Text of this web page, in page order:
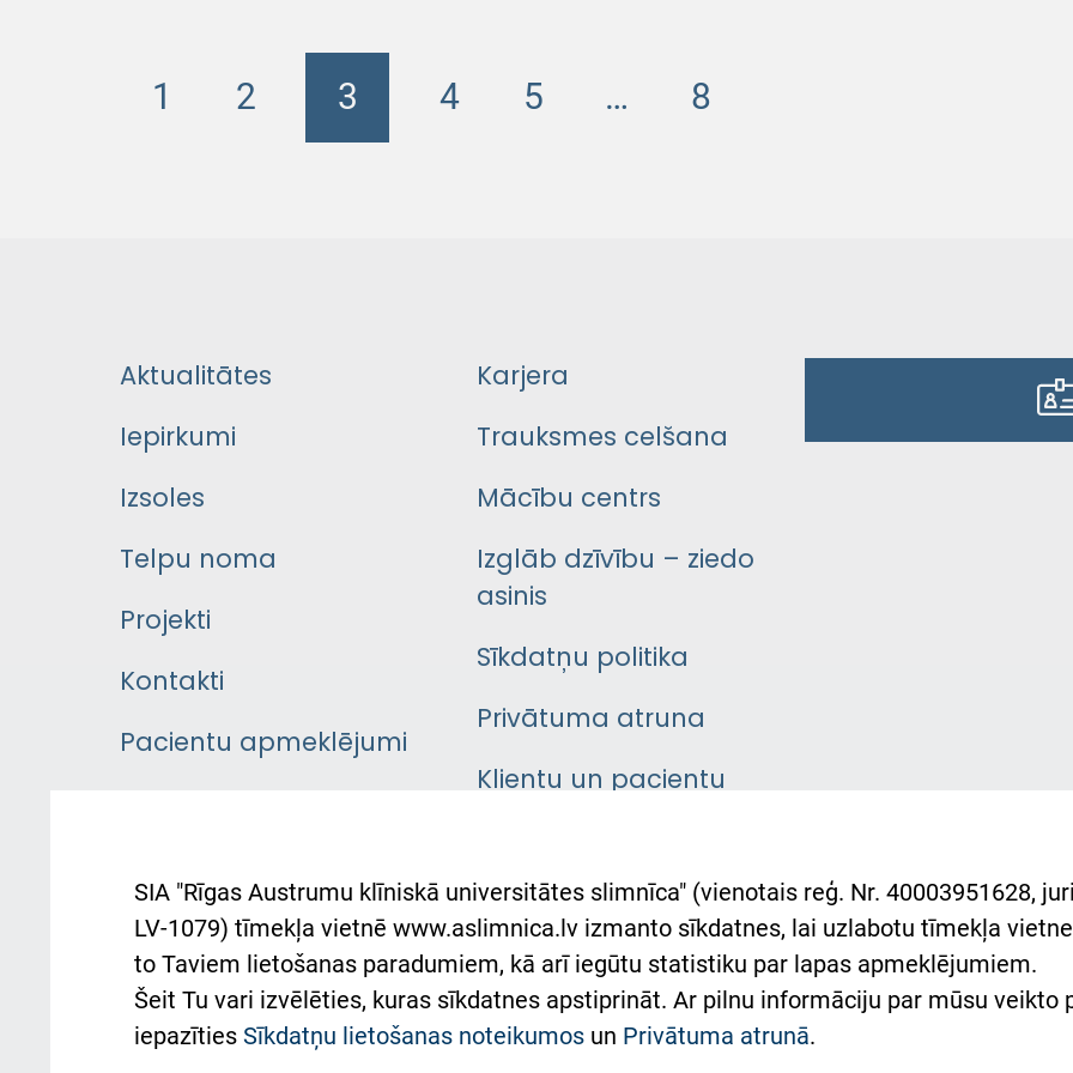
1 2 3 4 5 … 8
Aktualitātes
Iepirkumi
Izsoles
Telpu noma
Projekti
Kontakti
Pacientu apmeklējumi
Pacienta
atsauksmju/sūdzību
iesniegšanas kārtība
Kā pie mums nokļūt
Karjera
Trauksmes celšana
Mācību centrs
Izglāb dzīvību – ziedo
asinis
Sīkdatņu politika
Privātuma atruna
Klientu un pacientu
Austrumu slimnīcas
atbalsts Ukrainai
Підтримка Східної лікарні
та співпраця з Україною
SIA "Rīgas Austrumu klīniskā universitātes slimnīca" (vienotais reģ. Nr. 40003951628,
LV-1079) tīmekļa vietnē www.aslimnica.lv izmanto sīkdatnes, lai uzlabotu tīmekļa
to Taviem lietošanas paradumiem, kā arī iegūtu statistiku par lapas apmeklējumiem.
Šeit Tu vari izvēlēties, kuras sīkdatnes apstiprināt. Ar pilnu informāciju par mūsu veikto
iepazīties Sīkdatņu lietošanas noteikumos un Privātuma atrunā.